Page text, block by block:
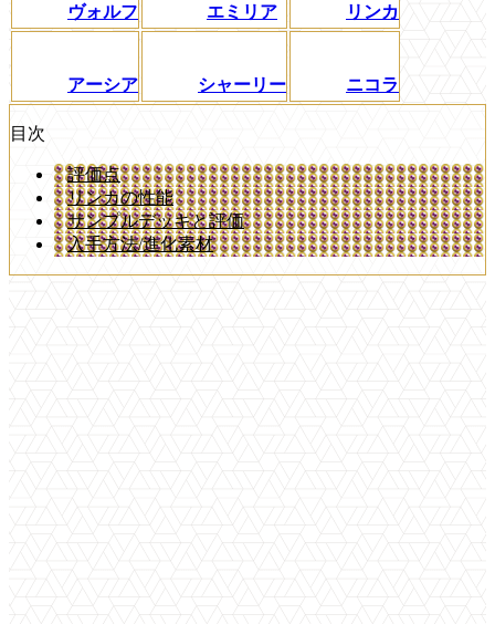
ヴォルフ エミリア リンカ
アーシア シャーリー ニコラ
目次
評価点
リンカの性能
サンプルデッキと評価
入手方法/進化素材